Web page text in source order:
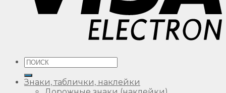
Искать:
Знаки, таблички, наклейки